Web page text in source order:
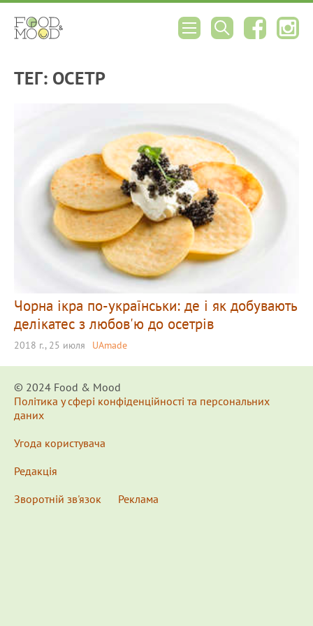
ТЕГ: ОСЕТР
Чорна ікра по-українськи: де і як добувають
делікатес з любов'ю до осетрів
2018 г., 25 июля UAmade
© 2024 Food & Мood
Політика у сфері конфіденційності та персональних
даних
Угода користувача
Редакція
Зворотній зв'язок
Реклама